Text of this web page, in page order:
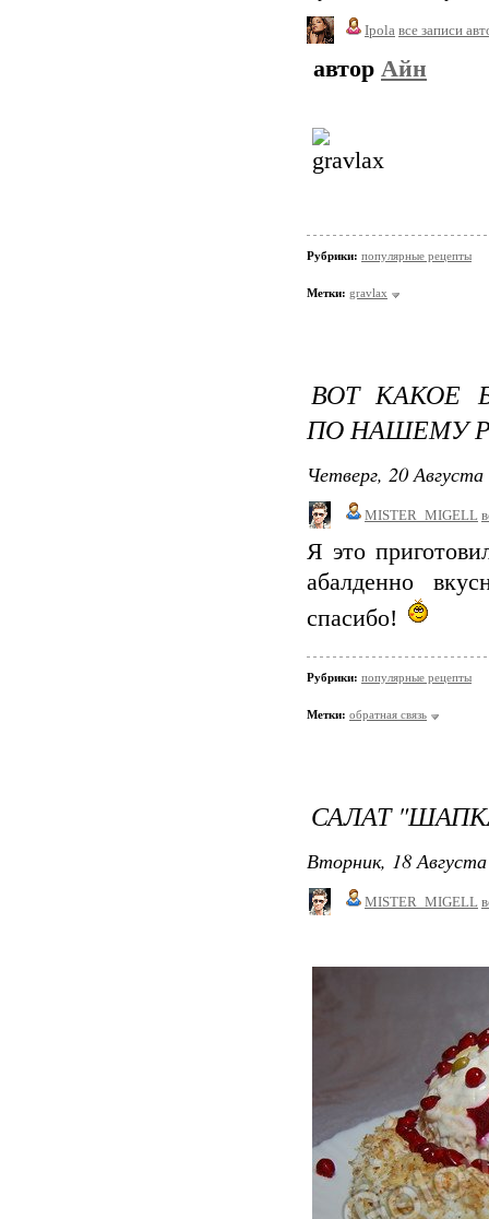
Ipola все записи
автор Айн
Рубрики: популярные рецепты
Метки: gravlax
ВОТ КАКОЕ
ПО НАШЕМУ
Четверг, 20
MISTER_MIGELL
Я это
абалденно
спасибо!
Рубрики: популярные рецепты
Метки: обратная связь
САЛАТ
Вторник, 18
MISTER_MIGELL